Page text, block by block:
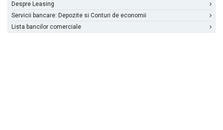
Despre Leasing
Servicii bancare: Depozite si Conturi de economii
Lista bancilor comerciale